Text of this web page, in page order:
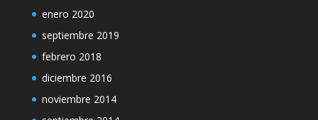
enero 2020
septiembre 2019
febrero 2018
diciembre 2016
noviembre 2014